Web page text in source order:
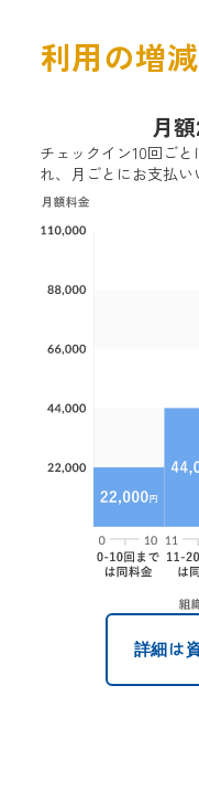
利用の増
月
チェックイン10回ご
れ、月ごとにお支払い
詳細は